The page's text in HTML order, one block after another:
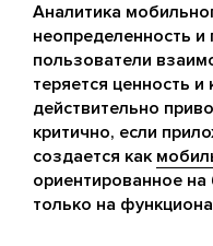
Аналитика
неопределенность и
пользователи
теряется ценность и
действительно
критично, если
создается как
ориентированное на
только на